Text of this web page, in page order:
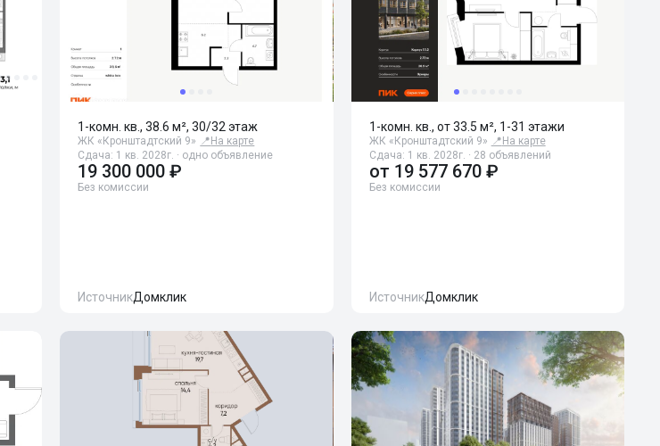
1-комн. кв., 38.6 м², 30/32 этаж
ЖК «Кронштадтский 9» 📍 На карте
Сдача: 1 кв. 2028г. · одно объявление
19 300 000 ₽
Без комиссии
ИсточникДомклик
1-комн. кв., от 33.5 м², 1-31 этажи
ЖК «Кронштадтский 9» 📍 На карте
Сдача: 1 кв. 2028г. · 28 объявлений
от 19 577 670 ₽
Без комиссии
ИсточникДомклик